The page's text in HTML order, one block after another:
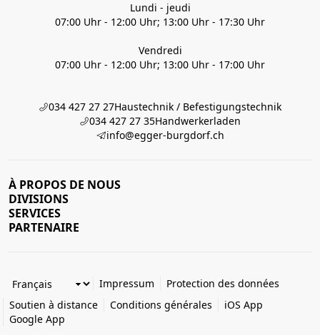
Lundi - jeudi
07:00 Uhr - 12:00 Uhr; 13:00 Uhr - 17:30 Uhr
Vendredi
07:00 Uhr - 12:00 Uhr; 13:00 Uhr - 17:00 Uhr
034 427 27 27Haustechnik / Befestigungstechnik
034 427 27 35Handwerkerladen
info@egger-burgdorf.ch
À PROPOS DE NOUS
DIVISIONS
SERVICES
PARTENAIRE
Impressum
Protection des données
Soutien à distance
Conditions générales
iOS App
Google App